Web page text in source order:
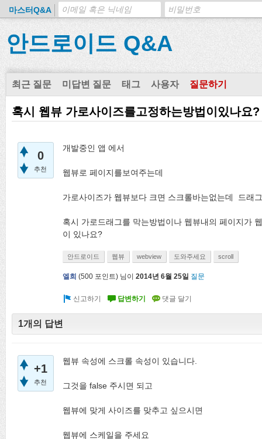
마스터Q&A
안드로이드 Q&A
최근 질문 미답변 질문 태그 사용자 질문하기
혹시 웹뷰 가로사이즈를고정하는방법이있나요?
0
추천
개발중인 앱 에서
웹뷰로 페이지를보여주는데
가로사이즈가 웹뷰보다 크면 스크롤바는없는데 드래
혹시 가로드래그를 막는방법이나 웹뷰내의 페이지가
이 있나요?
안드로이드 웹뷰 webview 도와주세요 scroll
엘희 (500 포인트) 님이 2014년 6월 25일 질문
1개의 답변
+1
추천
웹뷰 속성에 스크롤 속성이 있습니다.
그것을 false 주시면 되고
웹뷰에 맞게 사이즈를 맞추고 싶으시면
웹뷰에 스케일을 주세요